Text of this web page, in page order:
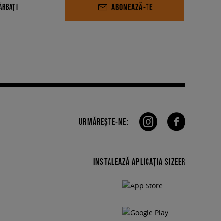
ABONEAZĂ-TE
URMĂREȘTE-NE:
INSTALEAZĂ APLICAȚIA SIZEER